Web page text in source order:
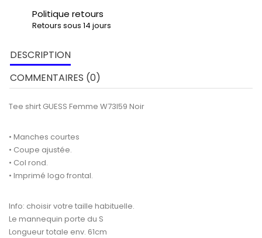
Politique retours
Retours sous 14 jours
DESCRIPTION
COMMENTAIRES (0)
Tee shirt GUESS Femme W73I59 Noir
• Manches courtes
• Coupe ajustée.
• Col rond.
• Imprimé logo frontal.
Info: choisir votre taille habituelle.
Le mannequin porte du S
Longueur totale env. 61cm